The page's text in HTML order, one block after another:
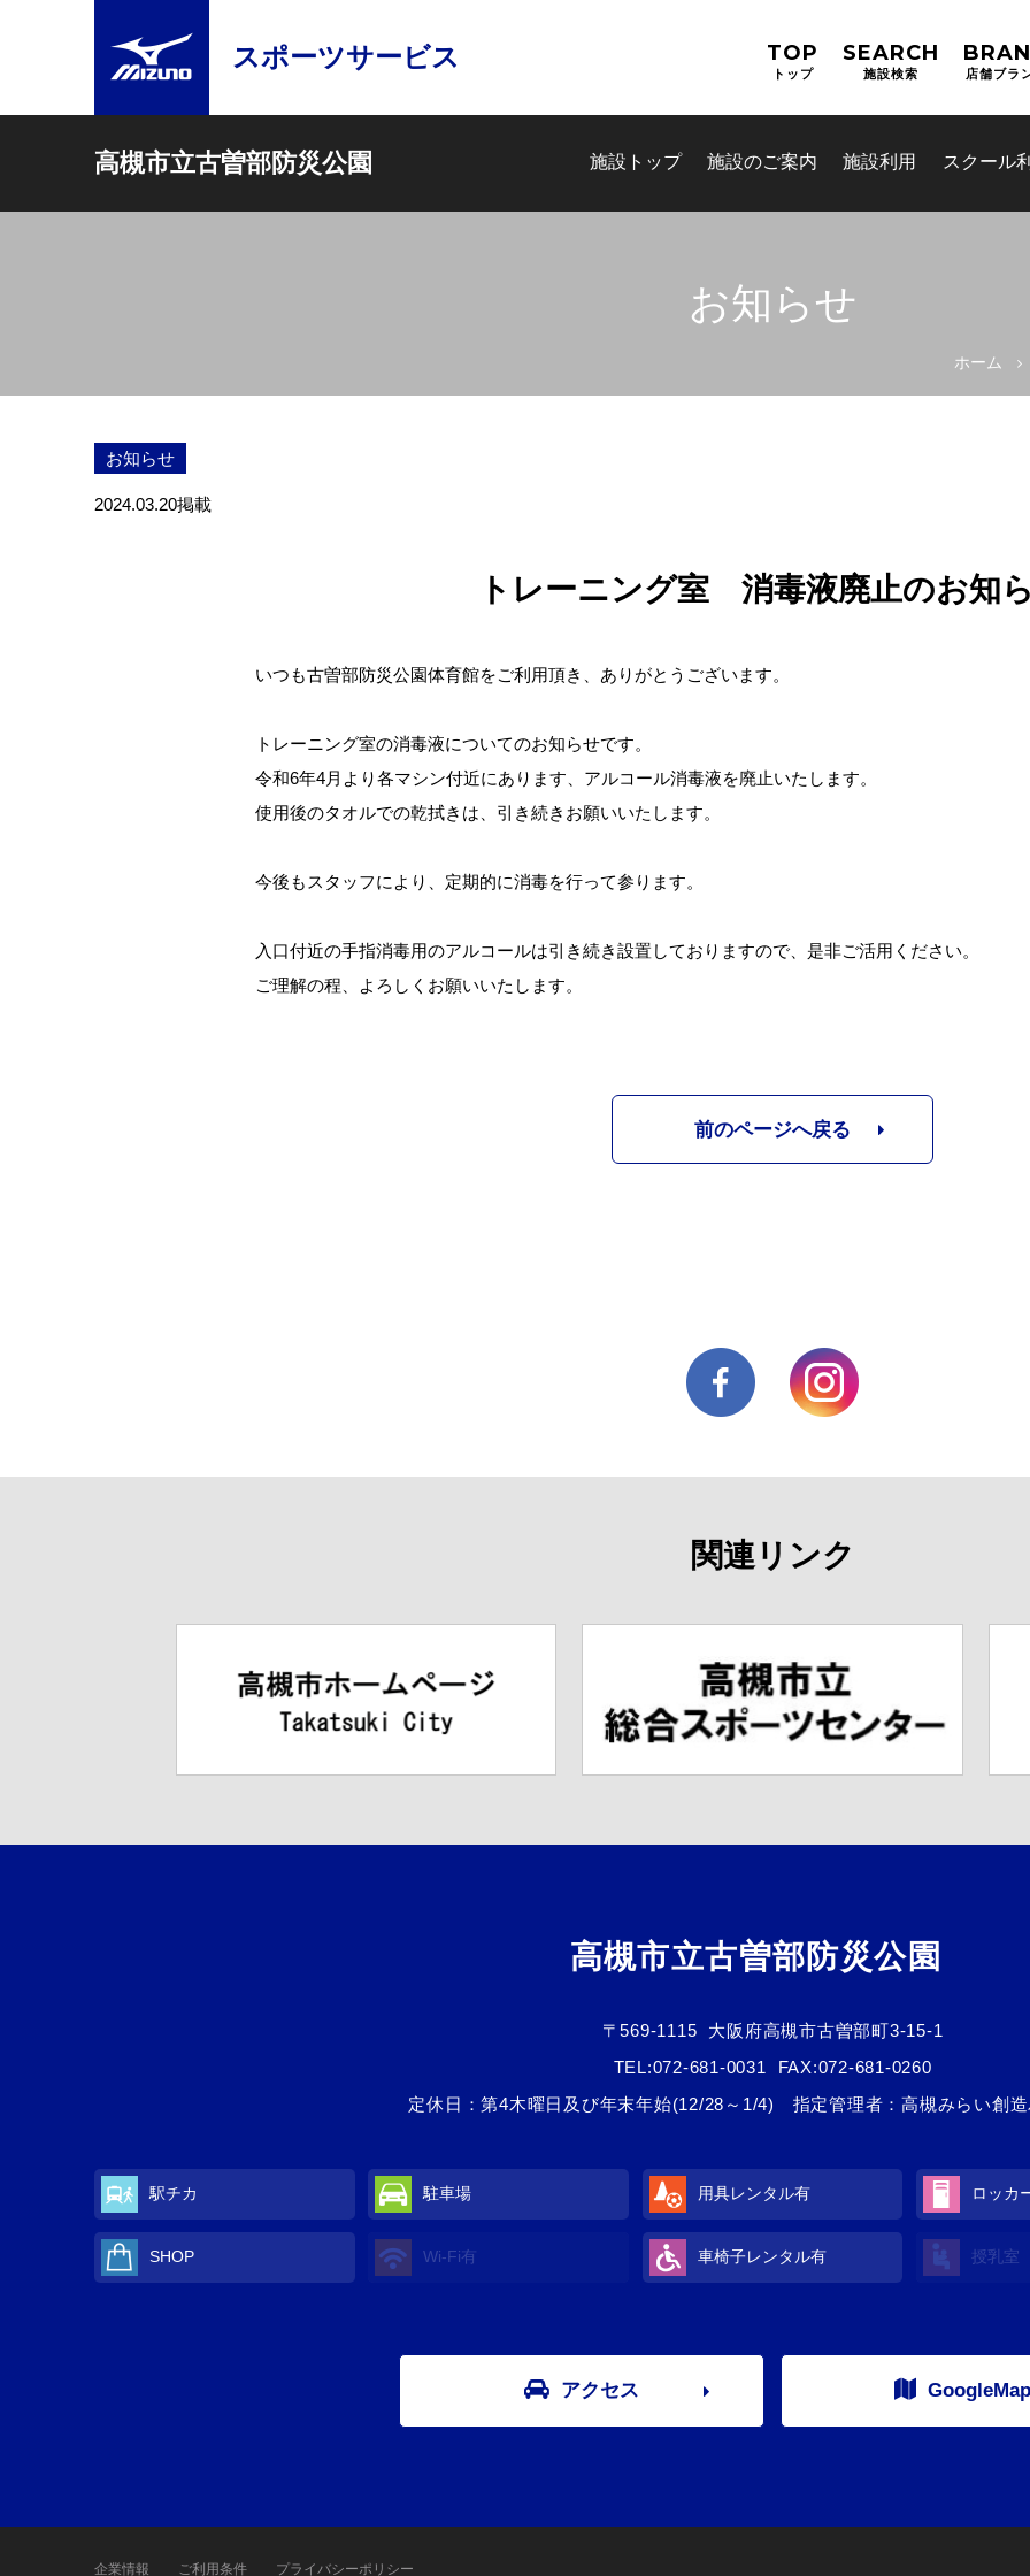
スポーツサービス TOP
トップ
SEARCH
施設検索 店舗ブラ
高槻市立古曽部防災公園 施設トップ 施設のご案内 施設利用 スクール
高槻市スポーツ施設情報シス
お知らせ
ホーム
お知らせ
2024.03.20掲載
トレーニング室 消毒液廃止のお知
いつも古曽部防災公園体育館をご利用頂き、ありがとうございます。
トレーニング室の消毒液についてのお知らせです。
令和6年4月より各マシン付近にあります、アルコール消毒液を廃止いたします。
使用後のタオルでの乾拭きは、引き続きお願いいたします。
今後もスタッフにより、定期的に消毒を行って参ります。
入口付近の手指消毒用のアルコールは引き続き設置しておりますので、是非ご活用ください。
ご理解の程、よろしくお願いいたします。
前のページへ戻る
関連リンク
高槻市立古曽部防災公園
〒569-1115
大阪府高槻市古曽部町3-15-1
TEL:072-681-0031
FAX:072-681-0260
定休日：第4木曜日及び年末年始(12/28～1/4) 指定管理者：高槻みらい創
駅チカ 駐車場 用具レンタル有 ロッカ
SHOP Wi-Fi有 車椅子レンタル有 授乳室
アクセス
企業情報 ご利用条件 プライバシーポリシー